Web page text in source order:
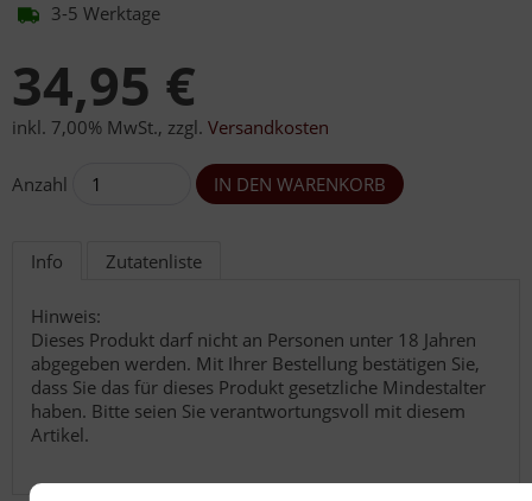
3-5 Werktage
34,95 €
inkl. 7,00% MwSt., zzgl. Versandkosten
Anzahl
Info Zutatenliste
Hinweis:
Dieses Produkt darf nicht an Personen unter 18 Jahren
abgegeben werden. Mit Ihrer Bestellung bestätigen Sie,
dass Sie das für dieses Produkt gesetzliche Mindestalter
haben. Bitte seien Sie verantwortungsvoll mit diesem
Artikel.